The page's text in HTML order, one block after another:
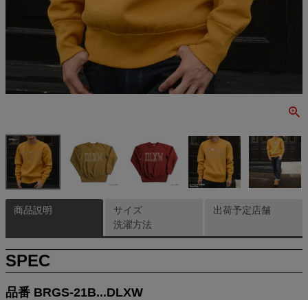
商品説明
SPEC
品番 BRGS-21B...DLXW
サイズ
洗濯方法
出荷予定店舗